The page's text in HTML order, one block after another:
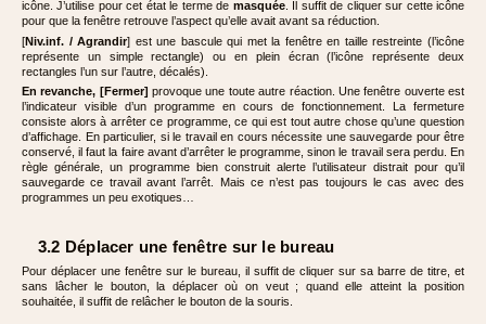
icône. J’utilise pour cet état le terme de masquée. Il suffit de cliquer sur cette icône
pour que la fenêtre retrouve l’aspect qu’elle avait avant sa réduction.
[Niv.inf. / Agrandir] est une bascule qui met la fenêtre en taille restreinte (l’icône
représente un simple rectangle) ou en plein écran (l’icône représente deux
rectangles l’un sur l’autre, décalés).
En revanche, [Fermer] provoque une toute autre réaction. Une fenêtre ouverte est
l’indicateur visible d’un programme en cours de fonctionnement. La fermeture
consiste alors à arrêter ce programme, ce qui est tout autre chose qu’une question
d’affichage. En particulier, si le travail en cours nécessite une sauvegarde pour être
conservé, il faut la faire avant d’arrêter le programme, sinon le travail sera perdu. En
règle générale, un programme bien construit alerte l’utilisateur distrait pour qu’il
sauvegarde ce travail avant l’arrêt. Mais ce n’est pas toujours le cas avec des
programmes un peu exotiques…
3.2 Déplacer une fenêtre sur le bureau
Pour déplacer une fenêtre sur le bureau, il suffit de cliquer sur sa barre de titre, et
sans lâcher le bouton, la déplacer où on veut ; quand elle atteint la position
souhaitée, il suffit de relâcher le bouton de la souris.